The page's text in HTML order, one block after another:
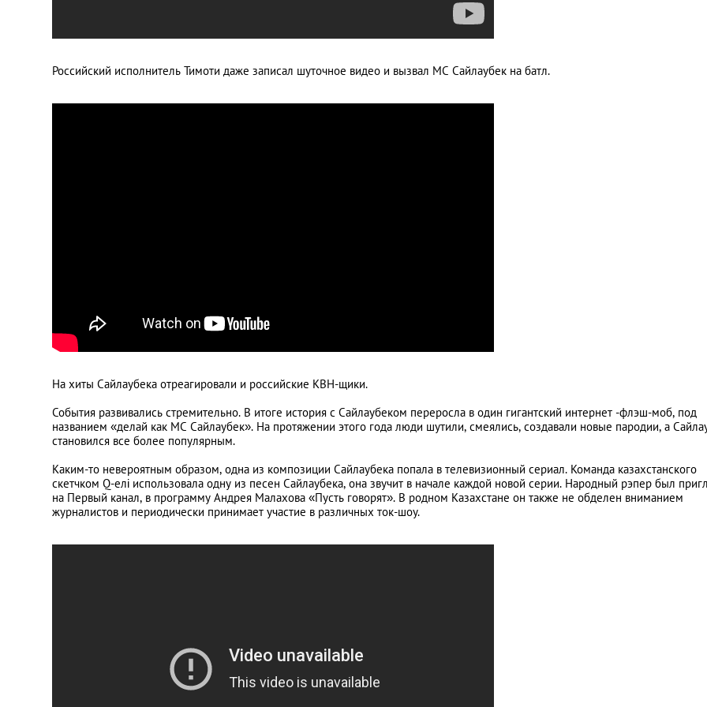
Российский исполнитель Тимоти даже записал шуточное видео и вызвал MC Сайлаубек на батл.
На хиты Сайлаубека отреагировали и российские КВН-щики.
События развивались стремительно. В итоге история с Сайлаубеком переросла в один гигантский интернет -флэш-моб, под
названием «делай как МС Сайлаубек». На протяжении этого года люди шутили, смеялись, создавали новые пародии, а
становился все более популярным.
Каким-то невероятным образом, одна из композиции Сайлаубека попала в телевизионный сериал. Команда казахстанского
скетчком Q-елі использовала одну из песен Сайлаубека, она звучит в начале каждой новой серии. Народный рэпер был
на Первый канал, в программу Андрея Малахова «Пусть говорят». В родном Казахстане он также не обделен вниманием
журналистов и периодически принимает участие в различных ток-шоу.